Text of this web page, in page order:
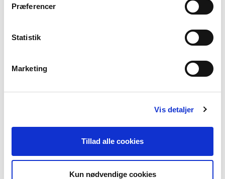
Præferencer
Statistik
Marketing
Vis detaljer
Tillad alle cookies
Kun nødvendige cookies
S M
Få på lager
Produktnummer
000001670016000728002